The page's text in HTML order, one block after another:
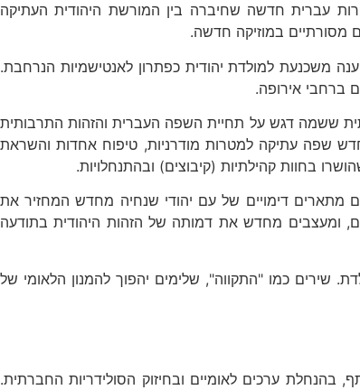
עברית חדשה שחיברה בין המורשת היהודית העתיקה
מסורתיים במוזיקה חדשה.
שלו משנת 1896, "מדינת היהודים" הציג הרצל טענה משכנעת למולדת יהודית כפתרון לאנטישמיות הנרחבת.
ברחבי אירופה.
ששמה דגש על תחיית השפה העברית והזהות התרבותית
שפה עתיקה למטרות מודרניות, טיפוח אחדות והשראת
בחוות קהילתיות (קיבוצים) ובהתנחלויות.
מתארים דימויים של עם יהודי שנחיה מחדש המחזיר את
ומעצבים מחדש את דמותה של הזהות היהודית בתודעה
שירים כמו "התקווה", שלימים יהפוך להמנון הלאומי של
בהנחלת ערכים לאומיים ובחיזוק הסולידריות החברתית.